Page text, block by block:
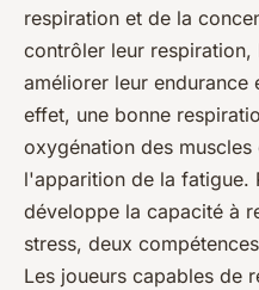
respiration et de la
contrôler leur respiration,
améliorer leur
effet, une bonne
oxygénation des
l'apparition de la fatigue.
développe la capacité à
stress, deux
Les joueurs capables de